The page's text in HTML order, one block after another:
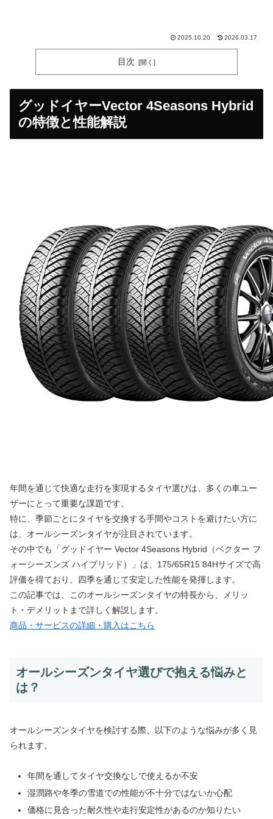
2025.10.20 2026.03.17
目次
グッドイヤーVector 4Seasons Hybrid
の特徴と性能解説
年間を通じて快適な走行を実現するタイヤ選びは、多くの車ユー
ザーにとって重要な課題です。
特に、季節ごとにタイヤを交換する手間やコストを避けたい方に
は、オールシーズンタイヤが注目されています。
その中でも「グッドイヤー Vector 4Seasons Hybrid（ベクター フ
ォーシーズンズ ハイブリッド）」は、175/65R15 84Hサイズで高
評価を得ており、四季を通じて安定した性能を発揮します。
この記事では、このオールシーズンタイヤの特長から、メリッ
ト・デメリットまで詳しく解説します。
商品・サービスの詳細・購入はこちら
オールシーズンタイヤ選びで抱える悩みと
は？
オールシーズンタイヤを検討する際、以下のような悩みが多く見
られます。
年間を通してタイヤ交換なしで使えるか不安
湿潤路や冬季の雪道での性能が不十分ではないか心配
価格に見合った耐久性や走行安定性があるのか知りたい